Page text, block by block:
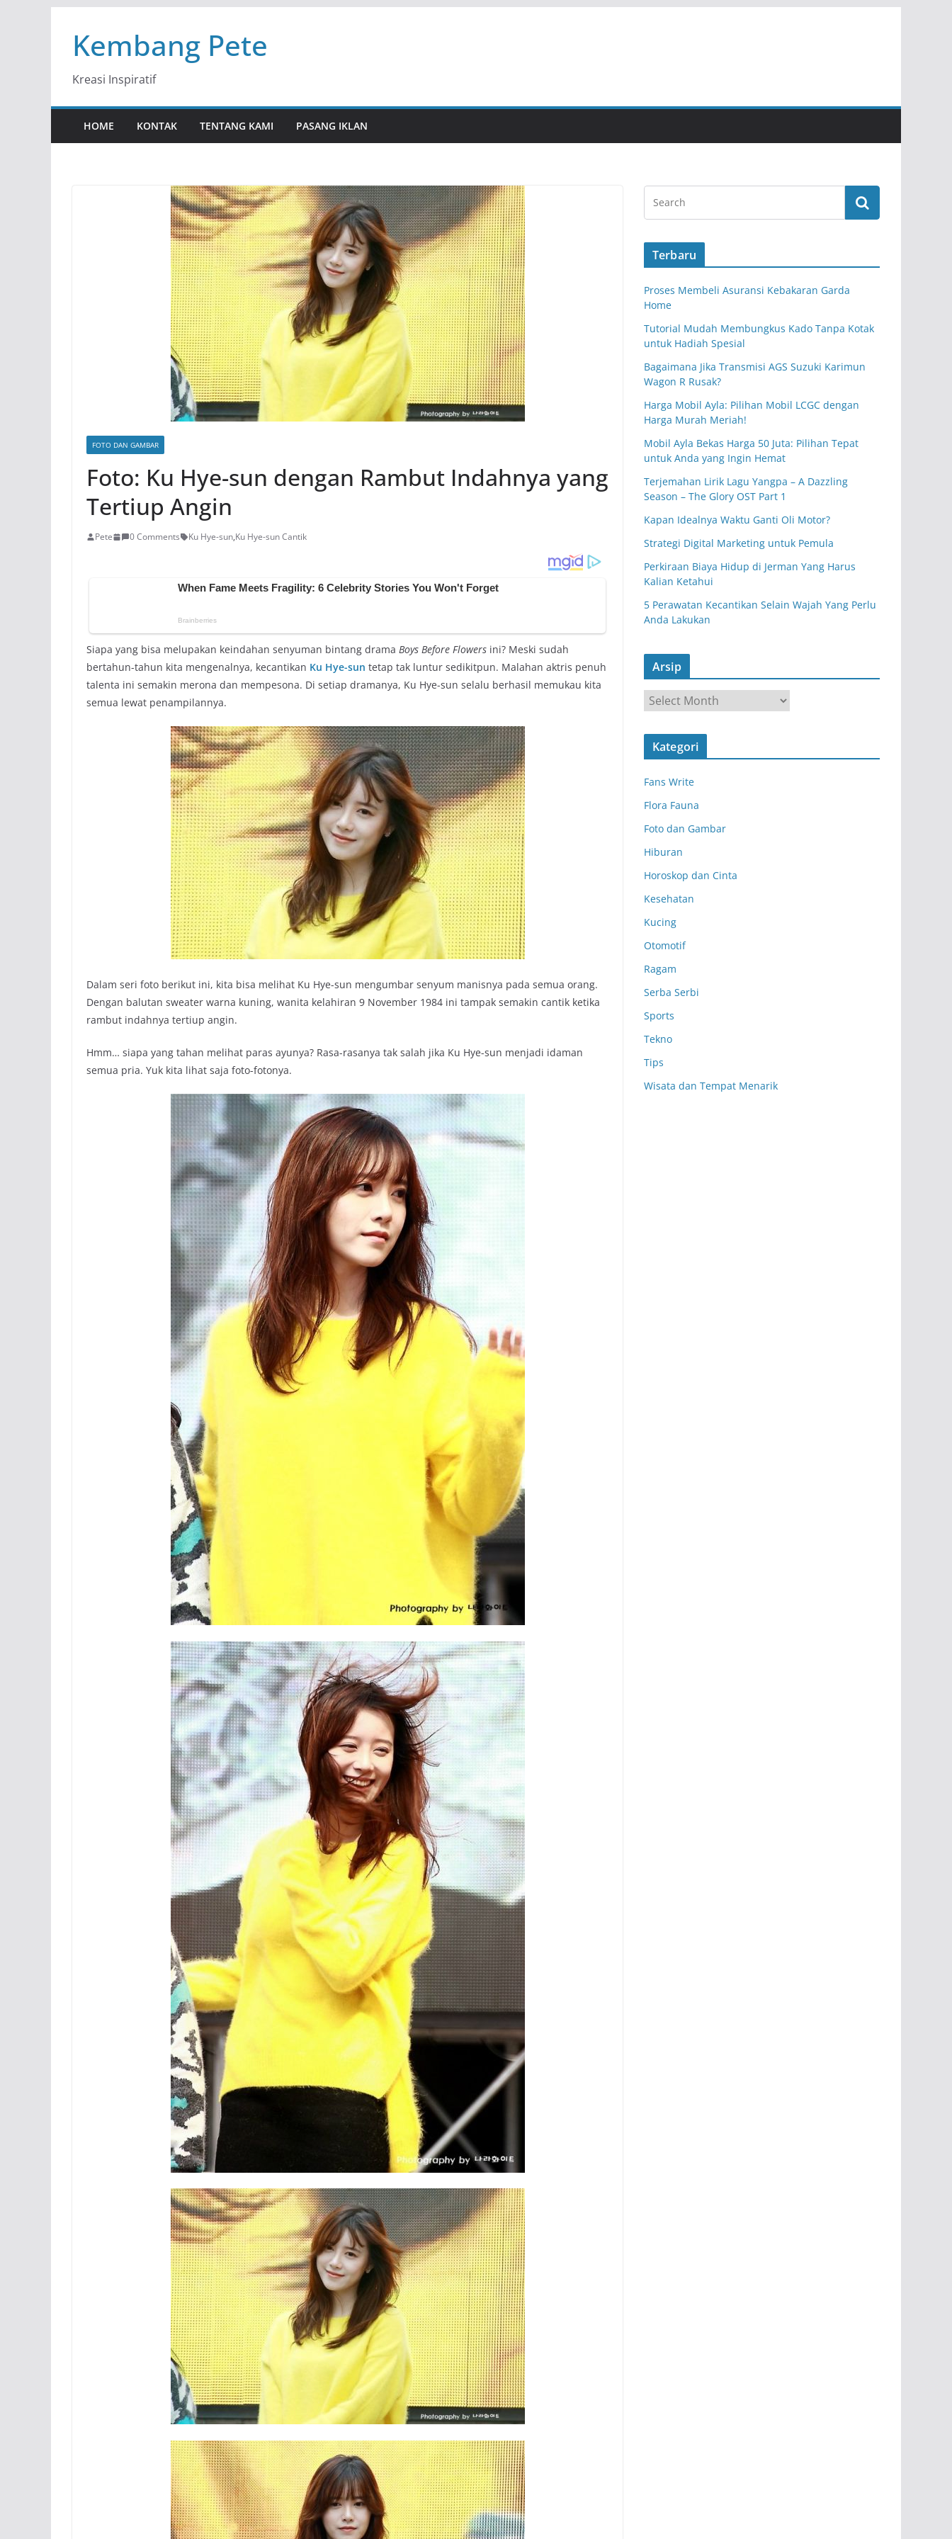
contentKembang Pete
Kreasi Inspiratif
HOME KONTAK TENTANG KAMI PASANG IKLAN
FOTO DAN GAMBAR
Foto: Ku Hye-sun dengan Rambut Indahnya yang
Tertiup Angin
Pete 0 Comments Ku Hye-sun,Ku Hye-sun Cantik
Siapa yang bisa melupakan keindahan senyuman bintang drama Boys Before Flowers ini? Meski sudah
bertahun-tahun kita mengenalnya, kecantikan Ku Hye-sun tetap tak luntur sedikitpun. Malahan aktris penuh
talenta ini semakin merona dan mempesona. Di setiap dramanya, Ku Hye-sun selalu berhasil memukau kita
semua lewat penampilannya.
Dalam seri foto berikut ini, kita bisa melihat Ku Hye-sun mengumbar senyum manisnya pada semua orang.
Dengan balutan sweater warna kuning, wanita kelahiran 9 November 1984 ini tampak semakin cantik ketika
rambut indahnya tertiup angin.
Hmm… siapa yang tahan melihat paras ayunya? Rasa-rasanya tak salah jika Ku Hye-sun menjadi idaman
semua pria. Yuk kita lihat saja foto-fotonya.
Terbaru
Proses Membeli Asuransi Kebakaran Garda
Home
Tutorial Mudah Membungkus Kado Tanpa Kotak
untuk Hadiah Spesial
Bagaimana Jika Transmisi AGS Suzuki Karimun
Wagon R Rusak?
Harga Mobil Ayla: Pilihan Mobil LCGC dengan
Harga Murah Meriah!
Mobil Ayla Bekas Harga 50 Juta: Pilihan Tepat
untuk Anda yang Ingin Hemat
Terjemahan Lirik Lagu Yangpa – A Dazzling
Season – The Glory OST Part 1
Kapan Idealnya Waktu Ganti Oli Motor?
Strategi Digital Marketing untuk Pemula
Perkiraan Biaya Hidup di Jerman Yang Harus
Kalian Ketahui
5 Perawatan Kecantikan Selain Wajah Yang Perlu
Anda Lakukan
Arsip
r
s
Kategori
Fans Write
Flora Fauna
Foto dan Gambar
Hiburan
Horoskop dan Cinta
Kesehatan
Kucing
Otomotif
Ragam
Serba Serbi
Sports
Tekno
Tips
Wisata dan Tempat Menarik